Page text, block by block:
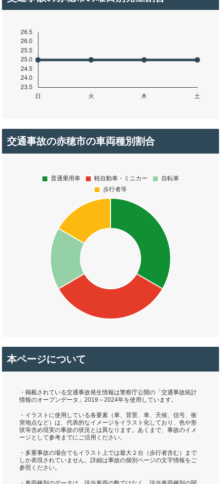
交通事故の赤穂市の車両種別割合
本ページについて
・掲載されている交通事故発生情報は警察庁公開の「交通事故統計
情報のオープンデータ」2019～2024年を使用しています。
・イラストに使用している各要素（車、背景、車、天候、信号、衝
突地点など）は、代表的なイメージをイラスト化しており、色や形
状等含め現実の事故の状況とは異なります。あくまで、事故のイメ
ージとして参考までにご活用ください。
・多重事故の場合でもイラスト上では最大２台（歩行者含む）まで
しか表現されていません。詳細は事故の個別ページの文字情報をご
参照ください。